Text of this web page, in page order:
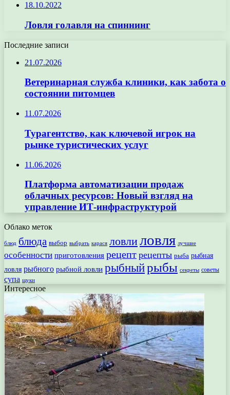
18.10.2022
Ловля голавля на спиннинг
Последние записи
21.07.2026
Ветеринарная служба клиники, как забота о
состоянии питомцев
11.07.2026
Турагентство, как ключевой игрок на
рынке туристических услуг
11.06.2026
Платформа автоматизации продаж
облачных ресурсов: Новый взгляд на
управление ИТ-инфраструктурой
Облако меток
блюд блюда выбор выбрать карася ловлиловля лучшие
особенности приготовления рецепт рецепты рыба рыбная
ловля рыбного рыбной ловли рыбныйрыбы секреты советы
супа щуки
Интересное